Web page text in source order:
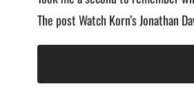
The post Watch Korn’s Jonathan